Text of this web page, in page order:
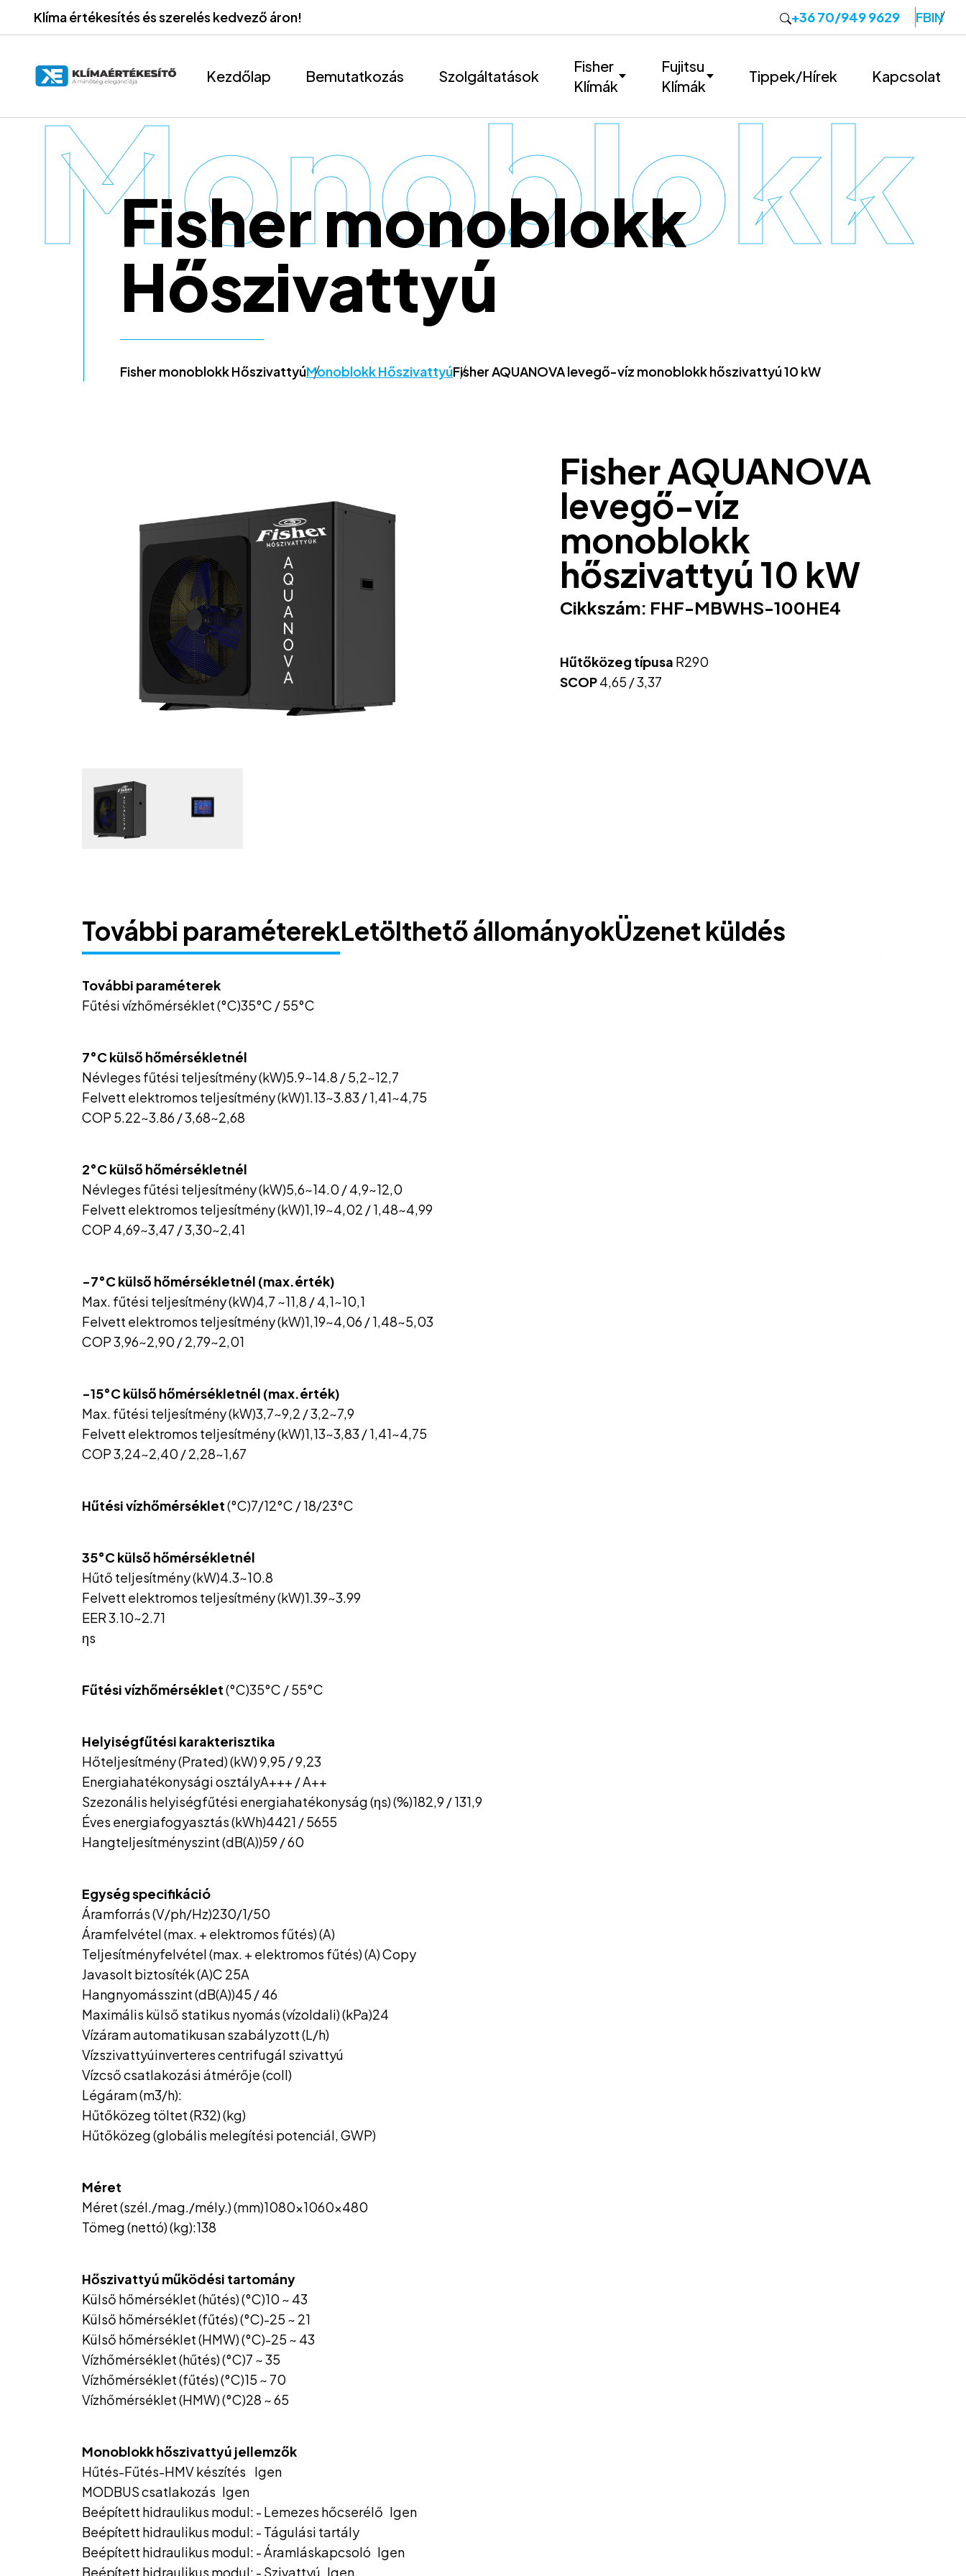
Klíma értékesítés és szerelés kedvező áron! +36 70/949 9629 FBIN
Kezdőlap Bemutatkozás Szolgáltatások
Fisher
Klímák
Fujitsu
Klímák
Tippek/Hírek Kapcsolat
Monoblokk
Fisher monoblokk
Hőszivattyú
Fisher monoblokk HőszivattyúMonoblokk HőszivattyúFisher AQUANOVA levegő-víz monoblokk hőszivattyú 10 kW
Fisher AQUANOVA
levegő-víz
monoblokk
hőszivattyú 10 kW
Cikkszám: FHF-MBWHS-100HE4
Hűtőközeg típusa R290
SCOP4,65 / 3,37
További paraméterekLetölthető állományokÜzenet küldés
További paraméterek
Fűtési vízhőmérséklet (°C)35°C / 55°C
7°C külső hőmérsékletnél
Névleges fűtési teljesítmény (kW)5.9~14.8 / 5,2~12,7
Felvett elektromos teljesítmény (kW)1.13~3.83 / 1,41~4,75
COP 5.22~3.86 / 3,68~2,68
2°C külső hőmérsékletnél
Névleges fűtési teljesítmény (kW)5,6~14.0 / 4,9~12,0
Felvett elektromos teljesítmény (kW)1,19~4,02 / 1,48~4,99
COP 4,69~3,47 / 3,30~2,41
-7°C külső hőmérsékletnél (max.érték)
Max. fűtési teljesítmény (kW)4,7 ~11,8 / 4,1~10,1
Felvett elektromos teljesítmény (kW)1,19~4,06 / 1,48~5,03
COP 3,96~2,90 / 2,79~2,01
-15°C külső hőmérsékletnél (max.érték)
Max. fűtési teljesítmény (kW)3,7~9,2 / 3,2~7,9
Felvett elektromos teljesítmény (kW)1,13~3,83 / 1,41~4,75
COP 3,24~2,40 / 2,28~1,67
Hűtési vízhőmérséklet(°C)7/12°C / 18/23°C
35°C külső hőmérsékletnél
Hűtő teljesítmény (kW)4.3~10.8
Felvett elektromos teljesítmény (kW)1.39~3.99
EER 3.10~2.71
ηs
Fűtési vízhőmérséklet(°C)35°C / 55°C
Helyiségfűtési karakterisztika
Hőteljesítmény (Prated) (kW) 9,95 / 9,23
Energiahatékonysági osztályA+++ / A++
Szezonális helyiségfűtési energiahatékonyság (ηs) (%)182,9 / 131,9
Éves energiafogyasztás (kWh)4421 / 5655
Hangteljesítményszint (dB(A))59 / 60
Egység specifikáció
Áramforrás (V/ph/Hz)230/1/50
Áramfelvétel (max. + elektromos fűtés) (A)
Teljesítményfelvétel (max. + elektromos fűtés) (A) Copy
Javasolt biztosíték (A)C 25A
Hangnyomásszint (dB(A))45 / 46
Maximális külső statikus nyomás (vízoldali) (kPa)24
Vízáram automatikusan szabályzott (L/h)
Vízszivattyúinverteres centrifugál szivattyú
Vízcső csatlakozási átmérője (coll)
Légáram (m3/h):
Hűtőközeg töltet (R32) (kg)
Hűtőközeg (globális melegítési potenciál, GWP)
Méret
Méret (szél./mag./mély.) (mm)1080x1060x480
Tömeg (nettó) (kg):138
Hőszivattyú működési tartomány
Külső hőmérséklet (hűtés) (°C)10 ~ 43
Külső hőmérséklet (fűtés) (°C)-25 ~ 21
Külső hőmérséklet (HMW) (°C)-25 ~ 43
Vízhőmérséklet (hűtés) (°C)7 ~ 35
Vízhőmérséklet (fűtés) (°C)15 ~ 70
Vízhőmérséklet (HMW) (°C)28 ~ 65
Monoblokk hőszivattyú jellemzők
Hűtés-Fűtés-HMV készítés Igen
MODBUS csatlakozás Igen
Beépített hidraulikus modul: - Lemezes hőcserélő Igen
Beépített hidraulikus modul: - Tágulási tartály
Beépített hidraulikus modul: - Áramláskapcsoló Igen
Beépített hidraulikus modul: - Szivattyú Igen